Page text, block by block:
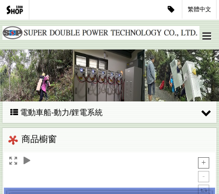
繁體中文
電動車船-動力/鋰電系統
商品櫥窗